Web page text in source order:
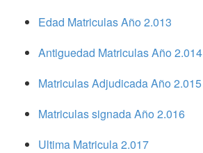
Edad Matriculas Año 2.013
Antiguedad Matriculas Año 2.014
Matriculas Adjudicada Año 2.015
Matriculas signada Año 2.016
Ultima Matricula 2.017